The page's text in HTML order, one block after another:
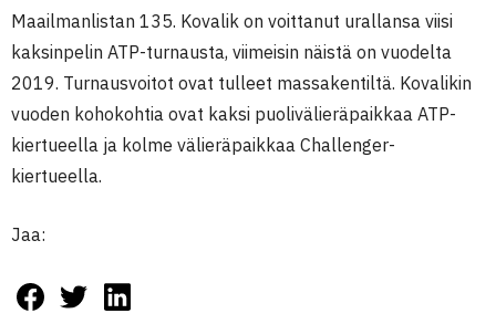
Maailmanlistan 135. Kovalik on voittanut urallansa viisi
kaksinpelin ATP-turnausta, viimeisin näistä on vuodelta
2019. Turnausvoitot ovat tulleet massakentiltä. Kovalikin
vuoden kohokohtia ovat kaksi puolivälieräpaikkaa ATP-
kiertueella ja kolme välieräpaikkaa Challenger-
kiertueella.
Jaa: